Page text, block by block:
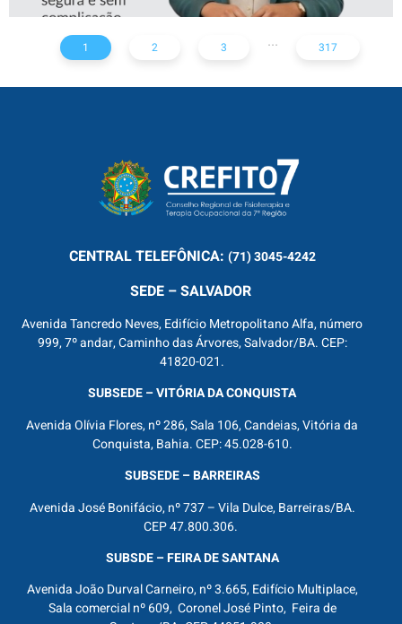
1 2 3 ... 317
CENTRALTELEFÔNICA: (71) 3045-4242
SEDE – SALVADOR
Avenida Tancredo Neves, Edifício Metropolitano Alfa, número
999, 7º andar, Caminho das Árvores, Salvador/BA. CEP:
41820-021.
SUBSEDE – VITÓRIA DA CONQUISTA
Avenida Olívia Flores, nº 286, Sala 106, Candeias, Vitória da
Conquista, Bahia. CEP: 45.028-610.
SUBSEDE – BARREIRAS
Avenida José Bonifácio, nº 737 – Vila Dulce, Barreiras/BA.
CEP 47.800.306.
SUBSDE – FEIRA DE SANTANA
Avenida João Durval Carneiro, nº 3.665, Edifício Multiplace,
Sala comercial nº 609, Coronel José Pinto, Feira de